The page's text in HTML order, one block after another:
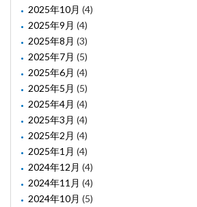
2025年10月 (4)
2025年9月 (4)
2025年8月 (3)
2025年7月 (5)
2025年6月 (4)
2025年5月 (5)
2025年4月 (4)
2025年3月 (4)
2025年2月 (4)
2025年1月 (4)
2024年12月 (4)
2024年11月 (4)
2024年10月 (5)